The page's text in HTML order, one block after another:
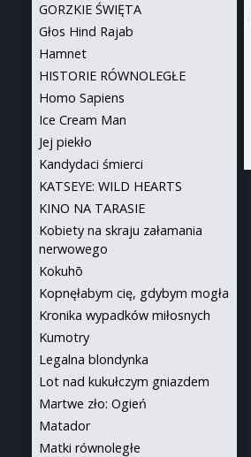
GORZKIE ŚWIĘTA
Głos Hind Rajab
Hamnet
HISTORIE RÓWNOLEGŁE
Homo Sapiens
Ice Cream Man
Jej piekło
Kandydaci śmierci
KATSEYE: WILD HEARTS
KINO NA TARASIE
Kobiety na skraju załamania
nerwowego
Kokuhō
Kopnęłabym cię, gdybym mogła
Kronika wypadków miłosnych
Kumotry
Legalna blondynka
Lot nad kukułczym gniazdem
Martwe zło: Ogień
Matador
Matki równoległe